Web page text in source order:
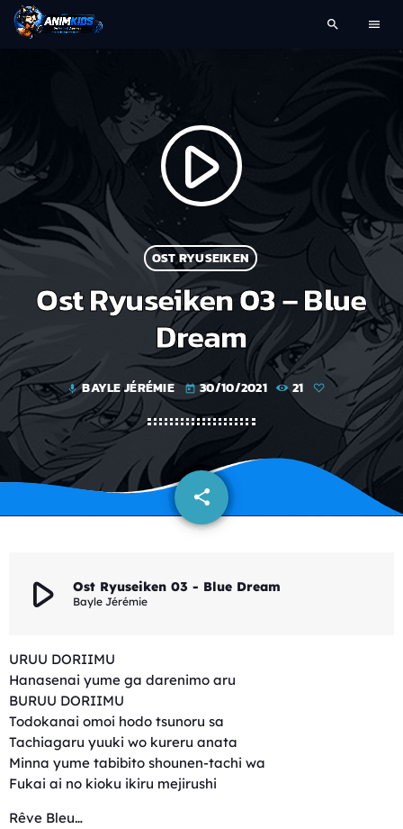
search menu
play_arrow
OST RYUSEIKEN
Ost Ryuseiken 03 – Blue
Dream
mic BAYLE JÉRÉMIE today 30/10/2021 21
share
email
play_arrow Ost Ryuseiken 03 - Blue Dream
Bayle Jérémie
URUU DORIIMU
Hanasenai yume ga darenimo aru
BURUU DORIIMU
Todokanai omoi hodo tsunoru sa
Tachiagaru yuuki wo kureru anata
Minna yume tabibito shounen-tachi wa
Fukai ai no kioku ikiru mejirushi
Rêve Bleu…